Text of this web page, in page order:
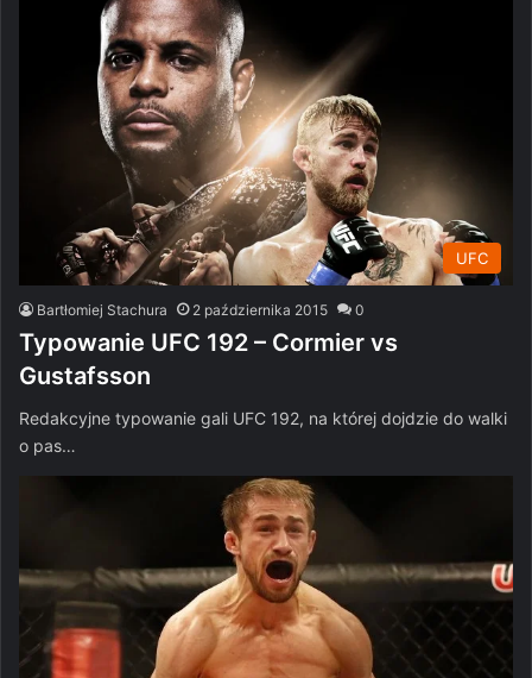
UFC
Bartłomiej Stachura 2 października 2015 0
Typowanie UFC 192 – Cormier vs
Gustafsson
Redakcyjne typowanie gali UFC 192, na której dojdzie do walki
o pas…